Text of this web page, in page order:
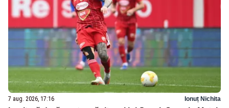
7 aug. 2026, 17:16 Ionuț Nichita